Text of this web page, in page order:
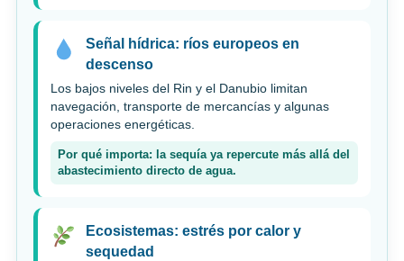
Señal hídrica: ríos europeos en
descenso
Los bajos niveles del Rin y el Danubio limitan
navegación, transporte de mercancías y algunas
operaciones energéticas.
Por qué importa: la sequía ya repercute más allá del
abastecimiento directo de agua.
Ecosistemas: estrés por calor y
sequedad